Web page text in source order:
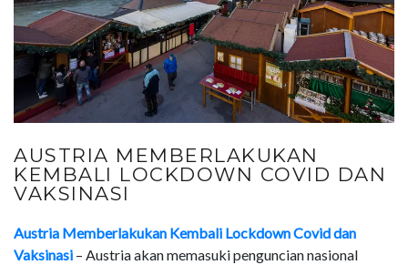
AUSTRIA MEMBERLAKUKAN
KEMBALI LOCKDOWN COVID DAN
VAKSINASI
Austria Memberlakukan Kembali Lockdown Covid dan
Vaksinasi – Austria akan memasuki penguncian nasional